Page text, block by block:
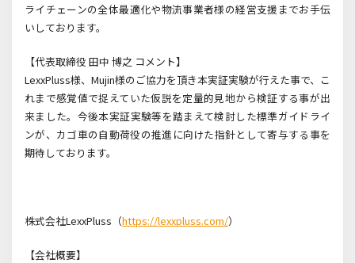
ライチェーンの全体最適化や物流事業者様の経営支援までお手伝
いしております。
【代表取締役 田中 博之 コメント】
LexxPluss様、 Mujin様のご協力を頂き本実証実験が行えた事で、こ
れまで感覚値で捉えていた仮説を定量的見地から検証する事が出
来ました。今後本実証実験等を踏まえて検討した標準ガイドライ
ンが、カゴ車の自動荷役の推進に向けた指針として寄与する事を
期待しております。
株式会社LexxPluss （https://lexxpluss.com/）
【会社概要】